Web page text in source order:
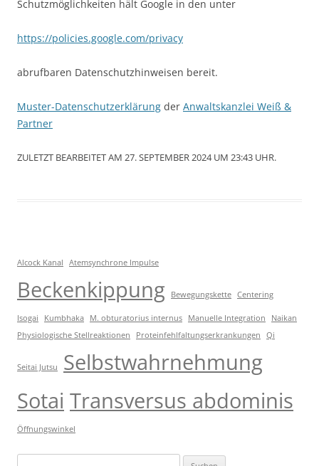
Schutzmöglichkeiten hält Google in den unter
https://policies.google.com/privacy
abrufbaren Datenschutzhinweisen bereit.
Muster-Datenschutzerklärung der Anwaltskanzlei Weiß &
Partner
ZULETZT BEARBEITET AM 27. SEPTEMBER 2024 UM 23:43 UHR.
Alcock Kanal Atemsynchrone Impulse
Beckenkippung Bewegungskette Centering
Isogai Kumbhaka M. obturatorius internus Manuelle Integration
Naikan
Physiologische Stellreaktionen
Proteinfehlfaltungserkrankungen Qi
Seitai Jutsu
Selbstwahrnehmung
Sotai Transversus abdominis
Öffnungswinkel